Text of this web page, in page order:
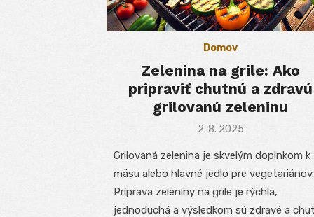
Domov
Zelenina na grile: Ako
pripraviť chutnú a zdravú
grilovanú zeleninu
Posted
2. 8. 2025
Grilovaná zelenina je skvelým doplnkom k
mäsu alebo hlavné jedlo pre vegetariánov.
Príprava zeleniny na grile je rýchla,
jednoduchá a výsledkom sú zdravé a